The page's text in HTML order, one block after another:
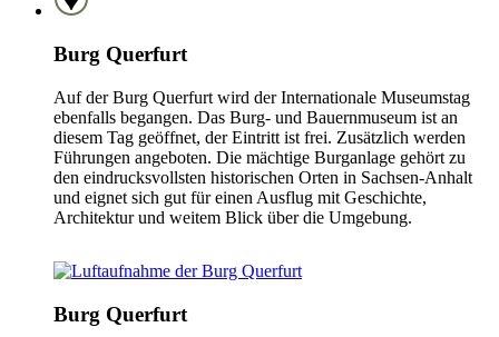
Burg Querfurt
Auf der Burg Querfurt wird der Internationale Museumstag
ebenfalls begangen. Das Burg- und Bauernmuseum ist an
diesem Tag geöffnet, der Eintritt ist frei. Zusätzlich werden
Führungen angeboten. Die mächtige Burganlage gehört zu
den eindrucksvollsten historischen Orten in Sachsen-Anhalt
und eignet sich gut für einen Ausflug mit Geschichte,
Architektur und weitem Blick über die Umgebung.
Burg Querfurt